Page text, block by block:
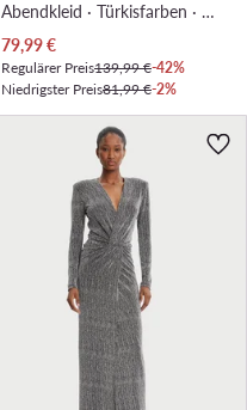
Abendkleid · Türkisfarben · Maxi, Asymmetrisch
Aktueller Preis
79,99€
Regulärer Preis139,99 €-42%
Niedrigster Preis81,99 €-2%